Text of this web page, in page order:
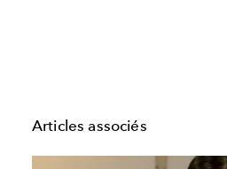
Articles associés